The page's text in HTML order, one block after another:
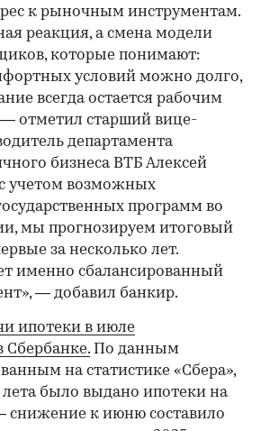
к рыночным инструментам.
реакция, а смена модели
которые понимают:
условий можно долго,
всегда остается рабочим
отметил старший вице-
департамента
бизнеса ВТБ Алексей
учетом возможных
программ во
мы прогнозируем итоговый
за несколько лет.
именно сбалансированный
— добавил банкир.
ипотеки в июле
Сбербанке. По данным
на статистике «Сбера»,
было выдано ипотеки на
снижение к июню составило